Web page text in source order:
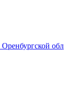
обл